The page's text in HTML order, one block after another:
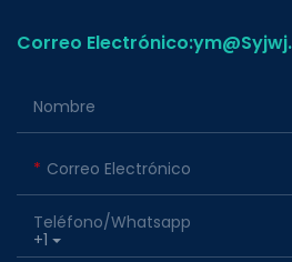
Correo
Nombre
Correo Electrónico
+1
Teléfono/whatsapp